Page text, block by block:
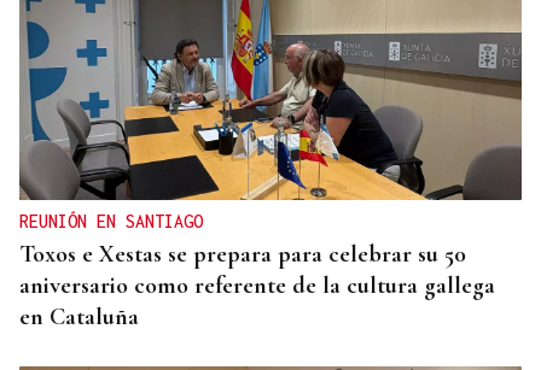
REUNIÓN EN SANTIAGO
Toxos e Xestas se prepara para celebrar su 50
aniversario como referente de la cultura gallega
en Cataluña